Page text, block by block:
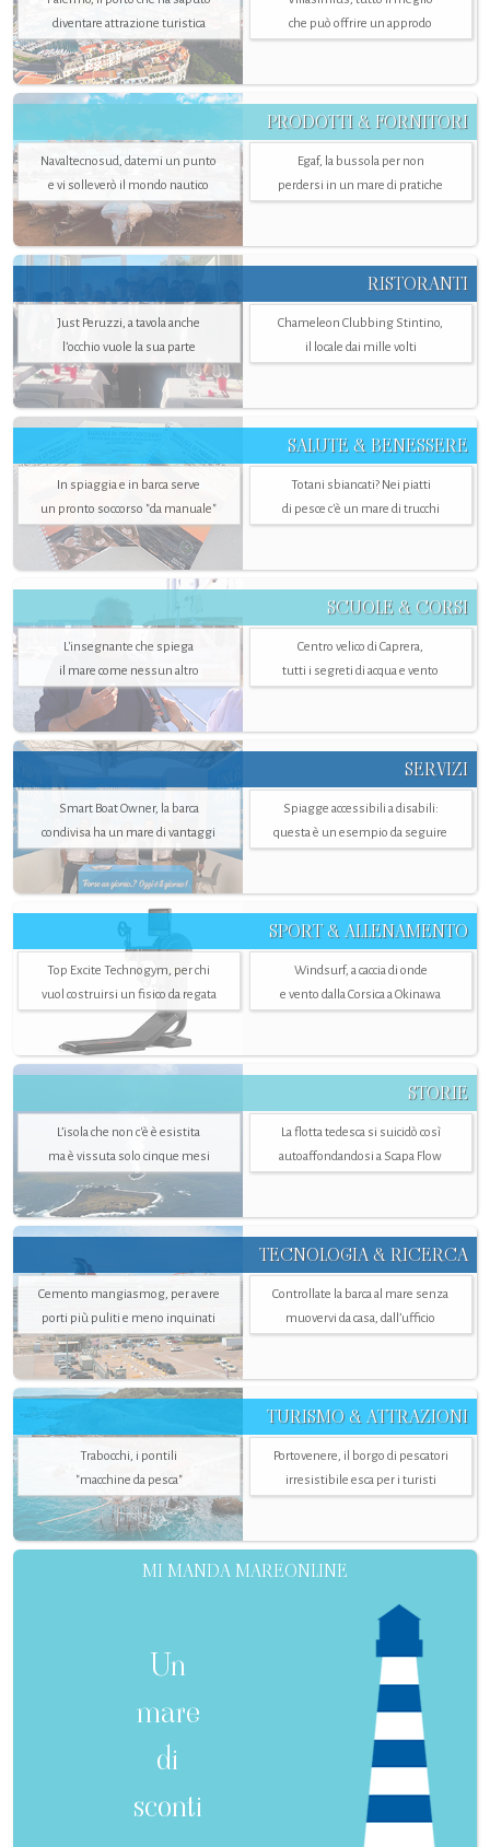
diventare attrazione turistica
che può offrire un approdo
PRODOTTI & FORNITORI
Navaltecnosud, datemi un punto
e vi solleverò il mondo nautico
Egaf, la bussola per non
perdersi in un mare di pratiche
RISTORANTI
Just Peruzzi, a tavola anche
l’occhio vuole la sua parte
Chameleon Clubbing Stintino,
il locale dai mille volti
SALUTE & BENESSERE
In spiaggia e in barca serve
un pronto soccorso "da manuale"
Totani sbiancati? Nei piatti
di pesce c'è un mare di trucchi
SCUOLE & CORSI
L'insegnante che spiega
il mare come nessun altro
Centro velico di Caprera,
tutti i segreti di acqua e vento
SERVIZI
Smart Boat Owner, la barca
condivisa ha un mare di vantaggi
Spiagge accessibili a disabili:
questa è un esempio da seguire
SPORT & ALLENAMENTO
Top Excite Technogym, per chi
vuol costruirsi un fisico da regata
Windsurf, a caccia di onde
e vento dalla Corsica a Okinawa
STORIE
L’isola che non c'è è esistita
ma è vissuta solo cinque mesi
La flotta tedesca si suicidò così
autoaffondandosi a Scapa Flow
TECNOLOGIA & RICERCA
Cemento mangiasmog, per avere
porti più puliti e meno inquinati
Controllate la barca al mare senza
muovervi da casa, dall’ufficio
TURISMO & ATTRAZIONI
Trabocchi, i pontili
"macchine da pesca"
Portovenere, il borgo di pescatori
irresistibile esca per i turisti
MI MANDA MAREONLINE
Un
mare
di
sconti